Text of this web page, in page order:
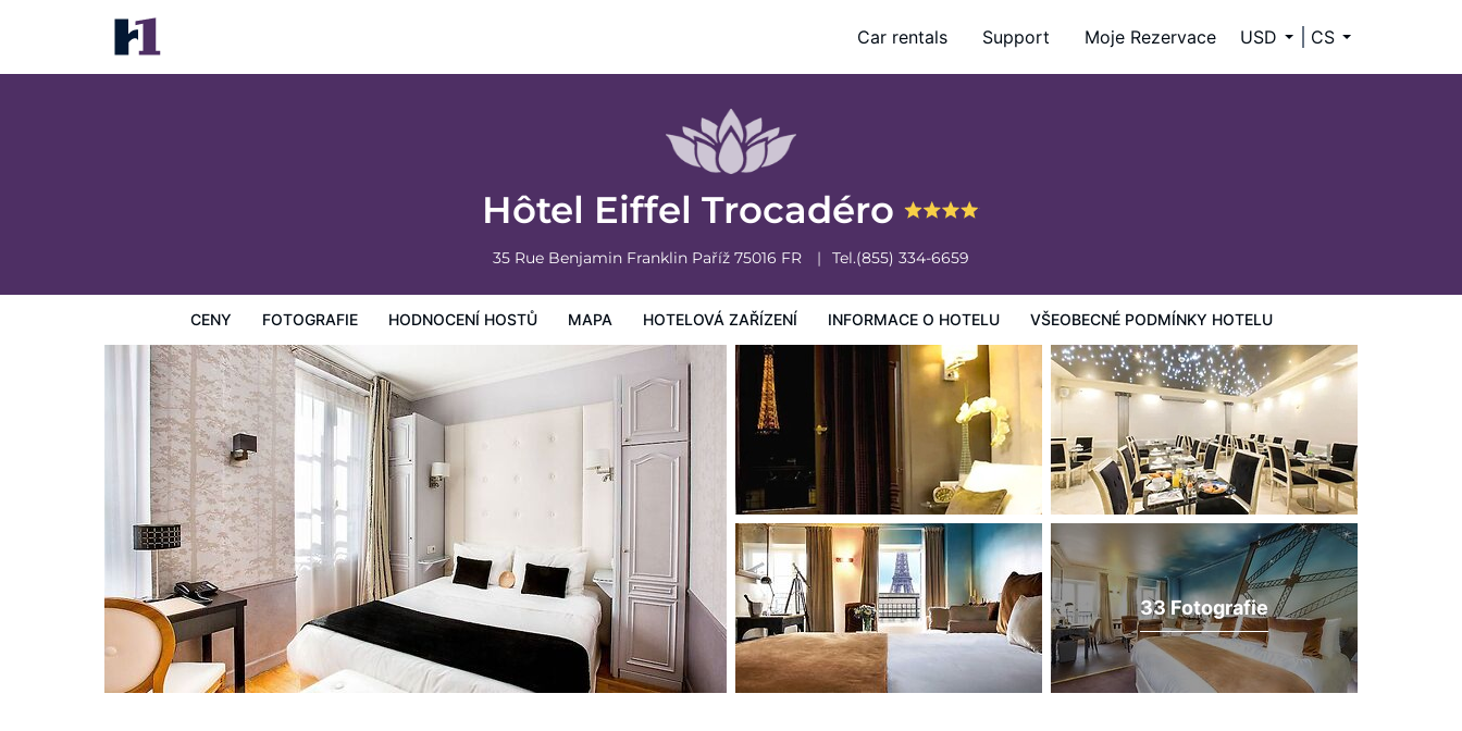
Car rentals Support Moje Rezervace USD CS
Hôtel Eiffel Trocadéro
35 Rue Benjamin Franklin Paříž 75016 FR Tel.(855) 334-6659
CENY FOTOGRAFIE HODNOCENÍ HOSTŮ MAPA HOTELOVÁ ZAŘÍZENÍ INFORMACE O HOTELU VŠEOBECNÉ PODMÍNKY HOTELU
Hôtel Eiffel Trocadéro
Ceny Fotografie Všeobecné podmínky hotelu
33 Fotografie